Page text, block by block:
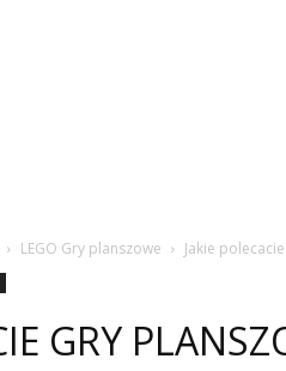
LEGO Gry planszowe Jakie
GRY